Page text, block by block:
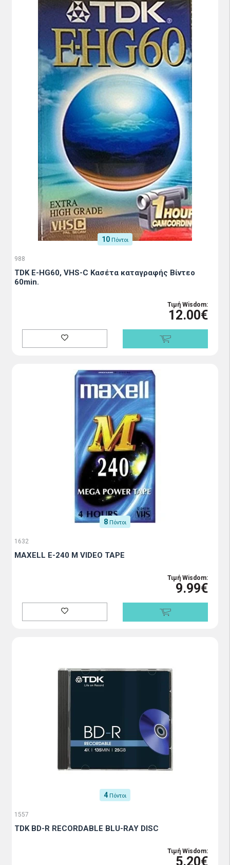
10 Πόντοι
988
TDK E-HG60, VHS-C Κασέτα καταγραφής Βίντεο
60min.
Τιμή Wisdom:
12.00€
8 Πόντοι
1632
MAXELL E-240 M VIDEO TAPE
Τιμή Wisdom:
9.99€
4 Πόντοι
1557
TDK BD-R RECORDABLE BLU-RAY DISC
Τιμή Wisdom:
5.20€